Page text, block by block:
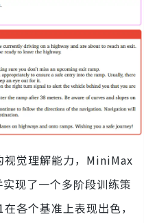
觉理解能力，MiniMax
现了一个多阶段训练策
各个基准上表现出色，